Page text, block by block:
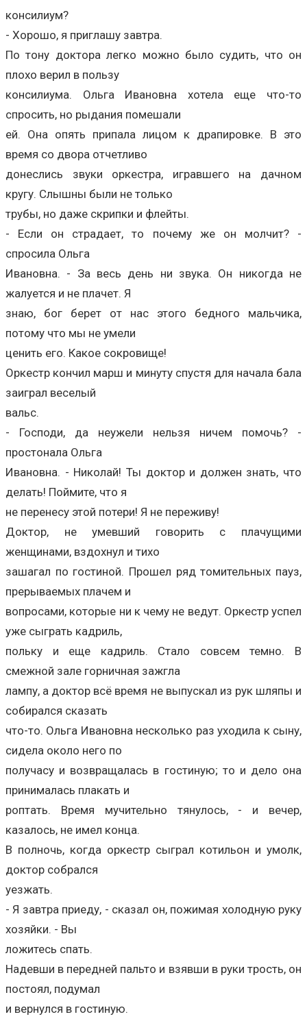
консилиум?
- Хорошо, я приглашу завтра.
По тону доктора легко можно было судить, что он
плохо верил в пользу
консилиума. Ольга Ивановна хотела еще что-то
спросить, но рыдания помешали
ей. Она опять припала лицом к драпировке. В это
время со двора отчетливо
донеслись звуки оркестра, игравшего на дачном
кругу. Слышны были не только
трубы, но даже скрипки и флейты.
- Если он страдает, то почему же он молчит? -
спросила Ольга
Ивановна. - За весь день ни звука. Он никогда не
жалуется и не плачет. Я
знаю, бог берет от нас этого бедного мальчика,
потому что мы не умели
ценить его. Какое сокровище!
Оркестр кончил марш и минуту спустя для начала бала
заиграл веселый
вальс.
- Господи, да неужели нельзя ничем помочь? -
простонала Ольга
Ивановна. - Николай! Ты доктор и должен знать, что
делать! Поймите, что я
не перенесу этой потери! Я не переживу!
Доктор, не умевший говорить с плачущими
женщинами, вздохнул и тихо
зашагал по гостиной. Прошел ряд томительных пауз,
прерываемых плачем и
вопросами, которые ни к чему не ведут. Оркестр успел
уже сыграть кадриль,
польку и еще кадриль. Стало совсем темно. В
смежной зале горничная зажгла
лампу, а доктор всё время не выпускал из рук шляпы и
собирался сказать
что-то. Ольга Ивановна несколько раз уходила к сыну,
сидела около него по
получасу и возвращалась в гостиную; то и дело она
принималась плакать и
роптать. Время мучительно тянулось, - и вечер,
казалось, не имел конца.
В полночь, когда оркестр сыграл котильон и умолк,
доктор собрался
уезжать.
- Я завтра приеду, - сказал он, пожимая холодную руку
хозяйки. - Вы
ложитесь спать.
Надевши в передней пальто и взявши в руки трость, он
постоял, подумал
и вернулся в гостиную.